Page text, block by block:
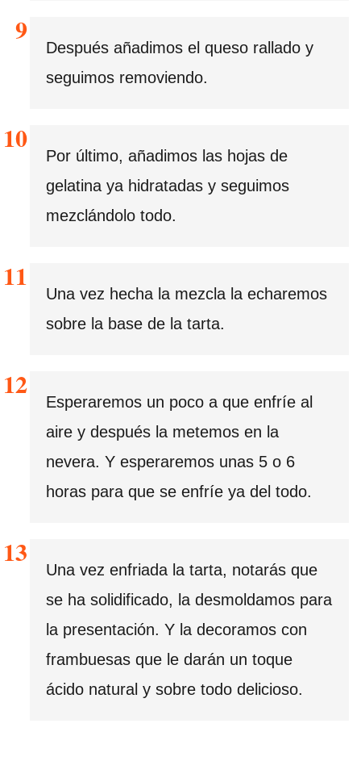
Después añadimos el queso rallado y
seguimos removiendo.
Por último, añadimos las hojas de
gelatina ya hidratadas y seguimos
mezclándolo todo.
Una vez hecha la mezcla la echaremos
sobre la base de la tarta.
Esperaremos un poco a que enfríe al
aire y después la metemos en la
nevera. Y esperaremos unas 5 o 6
horas para que se enfríe ya del todo.
Una vez enfriada la tarta, notarás que
se ha solidificado, la desmoldamos para
la presentación. Y la decoramos con
frambuesas que le darán un toque
ácido natural y sobre todo delicioso.